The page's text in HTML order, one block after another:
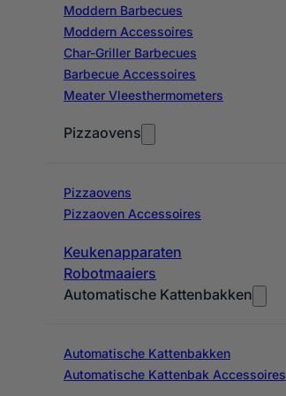
Moddern Barbecues
Moddern Accessoires
Char-Griller Barbecues
Barbecue Accessoires
Meater Vleesthermometers
Pizzaovens
Pizzaovens
Pizzaoven Accessoires
Keukenapparaten
Robotmaaiers
Automatische Kattenbakken
Automatische Kattenbakken
Automatische Kattenbak Accessoires